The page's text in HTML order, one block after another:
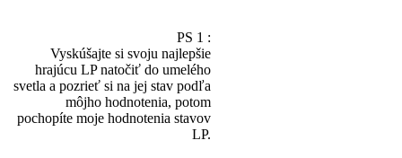
PS 1 :
Vyskúšajte si svoju najlepšie
hrajúcu LP natočiť do umelého
svetla a pozrieť si na jej stav podľa
môjho hodnotenia, potom
pochopíte moje hodnotenia stavov
LP.